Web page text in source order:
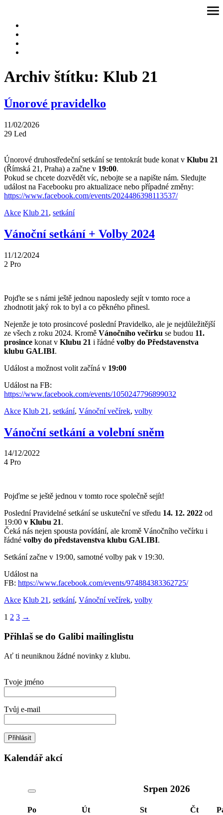
obsah
Archiv štítku: Klub 21
Únorové pravidelko
11/02/2026
29 Led
Únorové druhostředeční setkání se tentokrát bude konat v Klubu 21
(Římská 21, Praha) a začne v 19:00.
Pokud se chcete dozvědět víc, nebojte se a napište nám. Sledujte
událost na Facebooku pro aktualizace nebo případné změny:
https://www.facebook.com/events/2024486398113537/
Akce Klub 21 , setkání
Vánoční setkání + Volby 2024
11/12/2024
2 Pro
Pojďte se s námi ještě jednou naposledy sejít v tomto roce a
zhodnotit jaký rok to byl a co pěkného přinesl.
Nejenže je toto prosincové poslední Pravidelko, ale je nejdůležitější
ze všech z roku 2024. Kromě Vánočního večírku se budou 11.
prosince konat v Klubu 21 i řádné volby do Představenstva
klubu GALIBI.
Událost a možnost volit začíná v 19:00
Událost na FB:
https://www.facebook.com/events/1050247796899032
Akce Klub 21 , setkání, Vánoční večírek, volby
Vánoční setkání a volební sněm
14/12/2022
4 Pro
Pojďme se ještě jednou v tomto roce společně sejít!
Poslední Pravidelné setkání se uskuteční ve středu 14. 12. 2022 od
19:00 v Klubu 21.
Čeká nás nejen spousta povídání, ale kromě Vánočního večírku i
řádné volby do představenstva klubu GALIBI.
Setkání začne v 19:00, samotné volby pak v 19:30.
Událost na
FB: https://www.facebook.com/events/974884383362725/
Akce Klub 21, setkání, Vánoční večírek, volby
Stránkování
příspěvků
1 2 3 →
Přihlaš se do Galibi mailinglistu
Ať ti neuniknou žádné novinky z klubu.
Tvoje jméno
Tvůj e-mail
Kalendář akcí
Srpen 2026
Po Út St Čt